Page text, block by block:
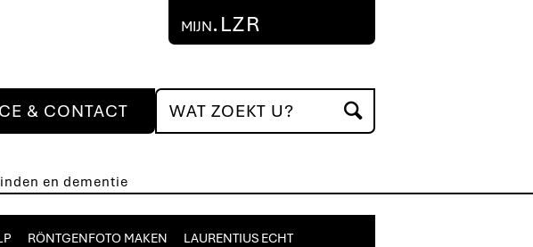
MIJN.LZR
& CONTACT
en dementie
RÖNTGENFOTO MAKEN
LAURENTIUS ECHT